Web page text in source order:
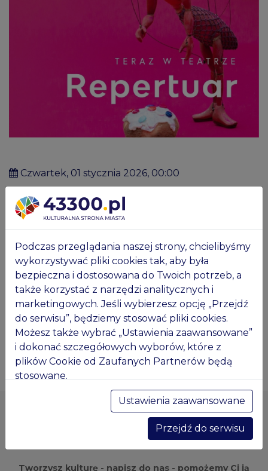
czwartek, 01 stycznia 2026, 00:00
Bielsko-Biała
Zawsze aktualny repertuar Teatru Lalek Banialuka
Tworzysz kulturę - napisz do nas - pomożemy Ci ją
Podczas przeglądania naszej strony, chcielibyśmy
wykorzystywać pliki cookies tak, aby była
bezpieczna i dostosowana do Twoich potrzeb, a
także korzystać z narzędzi analitycznych i
marketingowych. Jeśli wybierzesz opcję „Przejdź
do serwisu”, będziemy stosować pliki cookies.
Możesz także wybrać „Ustawienia zaawansowane”
i dokonać szczegółowych wyborów, które z
plików Cookie od Zaufanych Partnerów będą
stosowane.
Masz pytania? Więcej informacji znajdziesz w
Polityce prywatności. Tam też będziesz
mógł w każdej chwili zmienić wybrane ustawienia.
Ustawienia zaawansowane
Przejdź do serwisu